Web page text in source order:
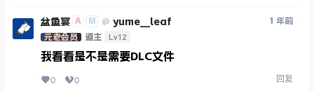
盆鱼宴 A M @ yume__leaf
元老会员 道主 Lv12
1 年前
我看看是不是需要DLC文件
0 0 回复